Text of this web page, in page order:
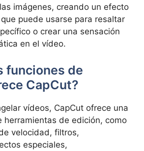
imágenes, creando un efecto
puede usarse para resaltar
o crear una sensación
en el vídeo.
funciones de
CapCut?
vídeos, CapCut ofrece una
herramientas de edición, como
velocidad, filtros,
especiales,